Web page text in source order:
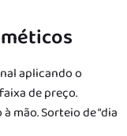
aplicando o
de preço.
mão. Sorteio de “dia